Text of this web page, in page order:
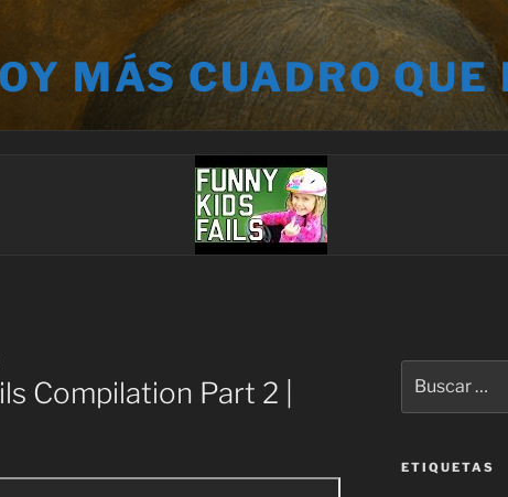
MÁS CUADRO QUE
Compilation Part 2 |
por:
ETIQUETAS